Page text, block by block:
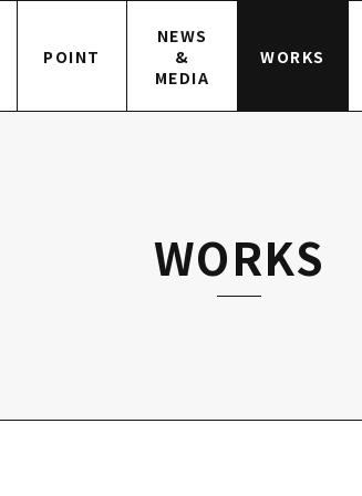
POINT
NEWS
&
MEDIA
WORKS
WORKS